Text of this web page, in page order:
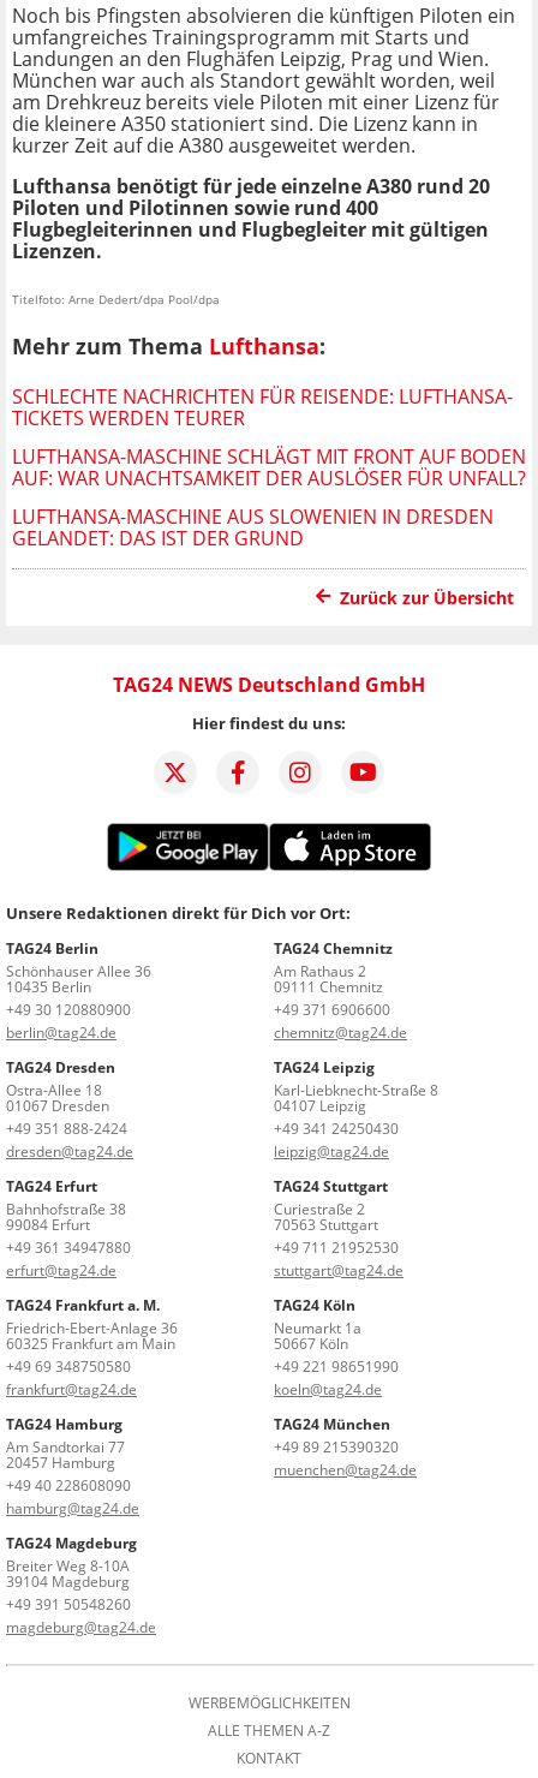
Noch bis Pfingsten absolvieren die künftigen Piloten ein
umfangreiches Trainingsprogramm mit Starts und
Landungen an den Flughäfen Leipzig, Prag und Wien.
München war auch als Standort gewählt worden, weil
am Drehkreuz bereits viele Piloten mit einer Lizenz für
die kleinere A350 stationiert sind. Die Lizenz kann in
kurzer Zeit auf die A380 ausgeweitet werden.
Lufthansa benötigt für jede einzelne A380 rund 20
Piloten und Pilotinnen sowie rund 400
Flugbegleiterinnen und Flugbegleiter mit gültigen
Lizenzen.
Titelfoto: Arne Dedert/dpa Pool/dpa
Mehr zum Thema Lufthansa:
SCHLECHTE NACHRICHTEN FÜR REISENDE: LUFTHANSA-
TICKETS WERDEN TEURER
LUFTHANSA-MASCHINE SCHLÄGT MIT FRONT AUF BODEN
AUF: WAR UNACHTSAMKEIT DER AUSLÖSER FÜR UNFALL?
LUFTHANSA-MASCHINE AUS SLOWENIEN IN DRESDEN
GELANDET: DAS IST DER GRUND
Zurück zur Übersicht
TAG24 NEWS Deutschland GmbH
Hier findest du uns:
Unsere Redaktionen direkt für Dich vor Ort:
TAG24 Berlin
Schönhauser Allee 36
10435 Berlin
+49 30 120880900
berlin@tag24.de
TAG24 Chemnitz
Am Rathaus 2
09111 Chemnitz
+49 371 6906600
chemnitz@tag24.de
TAG24 Dresden
Ostra-Allee 18
01067 Dresden
+49 351 888-2424
dresden@tag24.de
TAG24 Leipzig
Karl-Liebknecht-Straße 8
04107 Leipzig
+49 341 24250430
leipzig@tag24.de
TAG24 Erfurt
Bahnhofstraße 38
99084 Erfurt
+49 361 34947880
erfurt@tag24.de
TAG24 Stuttgart
Curiestraße 2
70563 Stuttgart
+49 711 21952530
stuttgart@tag24.de
TAG24 Frankfurt a. M.
Friedrich-Ebert-Anlage 36
60325 Frankfurt am Main
+49 69 348750580
frankfurt@tag24.de
TAG24 Köln
Neumarkt 1a
50667 Köln
+49 221 98651990
koeln@tag24.de
TAG24 Hamburg
Am Sandtorkai 77
20457 Hamburg
+49 40 228608090
hamburg@tag24.de
TAG24 München
+49 89 215390320
muenchen@tag24.de
TAG24 Magdeburg
Breiter Weg 8-10A
39104 Magdeburg
+49 391 50548260
magdeburg@tag24.de
WERBEMÖGLICHKEITEN
ALLE THEMEN A-Z
KONTAKT